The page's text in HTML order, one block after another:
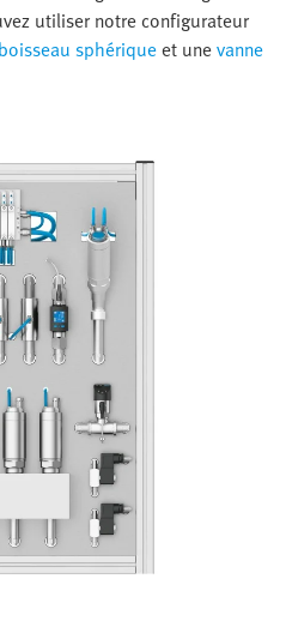
utiliser notre configurateur
sphériqueet unevanne